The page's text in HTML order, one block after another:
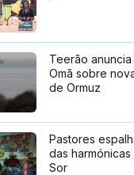
Teerão
Omã sobre
de Ormuz
Pastores
das
Sor